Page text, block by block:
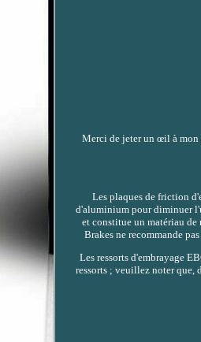
Merci de jeter un œil à mon
Les plaques de friction
d'aluminium pour diminuer
et constitue un matériau
Brakes ne recommande
Les ressorts d'embrayage
ressorts ; veuillez noter que,